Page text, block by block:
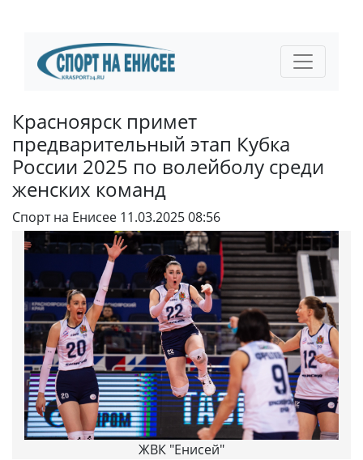
Красноярск примет
предварительный этап Кубка
России 2025 по волейболу среди
женских команд
Спорт на Енисее 11.03.2025 08:56
ЖВК "Енисей"